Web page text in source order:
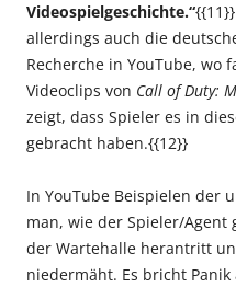
Videospielgeschichte.“
allerdings auch die
Recherche in YouTube, wo
Videoclips von Call of Duty:
zeigt, dass Spieler es in
gebracht haben.{{12}}
In YouTube Beispielen der
man, wie der Spieler/Agent
der Wartehalle herantritt
niedermäht. Es bricht